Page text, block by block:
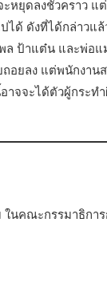
หยุดลงชั่วคราว
ได้ ดังที่ได้กล่าวแล้
ล ป้าแต๋น และพ่อ
อยลง แต่พนักงาน
จจะได้ตัวผู้กระท
นคณะกรรมาธิก